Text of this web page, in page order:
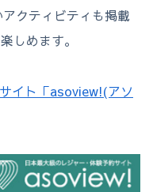
クティビティも掲載
しめます。
イト「asoview!(アソ